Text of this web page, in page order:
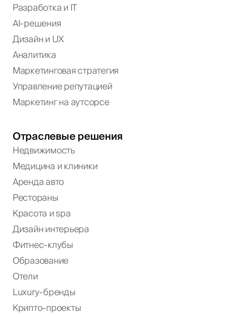
Разработка и IT
AI-решения
Дизайн и UX
Аналитика
Маркетинговая стратегия
Управление репутацией
Маркетинг на аутсорсе
Отраслевые решения
Недвижимость
Медицина и клиники
Аренда авто
Рестораны
Красота и spa
Дизайн интерьера
Фитнес-клубы
Образование
Отели
Luxury-бренды
Крипто-проекты